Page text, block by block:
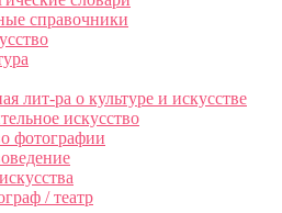
справочники
лит-ра о культуре и искусстве
искусство
фотографии
/ театр